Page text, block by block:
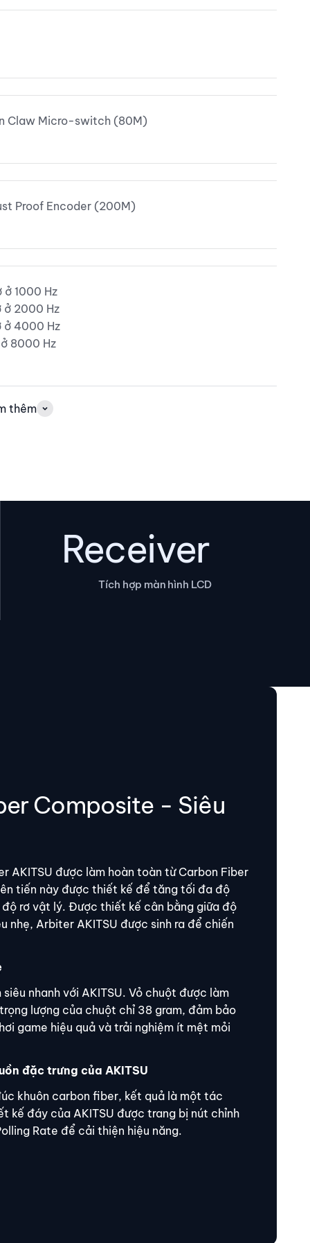
Claw Micro-switch (80M)
Proof Encoder (200M)
ở 1000 Hz
ở 2000 Hz
ở 4000 Hz
8000 Hz
thêm
Receiver
Tích hợp màn hình LCD
Composite - Siêu
AKITSU được làm hoàn toàn từ Carbon Fiber
tiến này được thiết kế để tăng tối đa độ
rơ vật lý. Được thiết kế cân bằng giữa độ
nhẹ, Arbiter AKITSU được sinh ra để chiến
nhanh với AKITSU. Vỏ chuột được làm
lượng của chuột chỉ 38 gram, đảm bảo
game hiệu quả và trải nghiệm ít mệt mỏi
đặc trưng của AKITSU
khuôn carbon fiber, kết quả là một tác
kế đáy của AKITSU được trang bị nút chỉnh
Rate để cải thiện hiệu năng.